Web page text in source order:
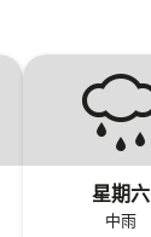
星期六
中雨